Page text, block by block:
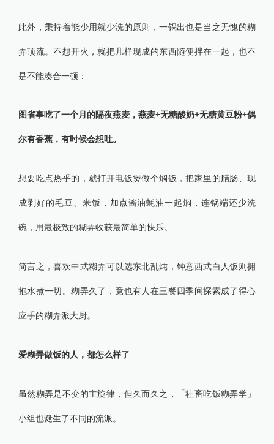
此外，秉持着能少用就少洗的原则，一锅出也是当之无愧的糊
弄顶流。不想开火，就把几样现成的东西随便拌在一起，也不
是不能凑合一顿：
图省事吃了一个月的隔夜燕麦，燕麦+无糖酸奶+无糖黄豆粉+偶
尔有香蕉，有时候会想吐。
想要吃点热乎的，就打开电饭煲做个焖饭，把家里的腊肠、现
成剥好的毛豆、米饭，加点酱油蚝油一起焖，连锅端还少洗
碗，用最极致的糊弄收获最简单的快乐。
简言之，喜欢中式糊弄可以选东北乱炖，钟意西式白人饭则拥
抱水煮一切。糊弄久了，竟也有人在三餐四季间探索成了得心
应手的糊弄派大厨。
爱糊弄做饭的人，都怎么样了
虽然糊弄是不变的主旋律，但久而久之，「社畜吃饭糊弄学」
小组也诞生了不同的流派。